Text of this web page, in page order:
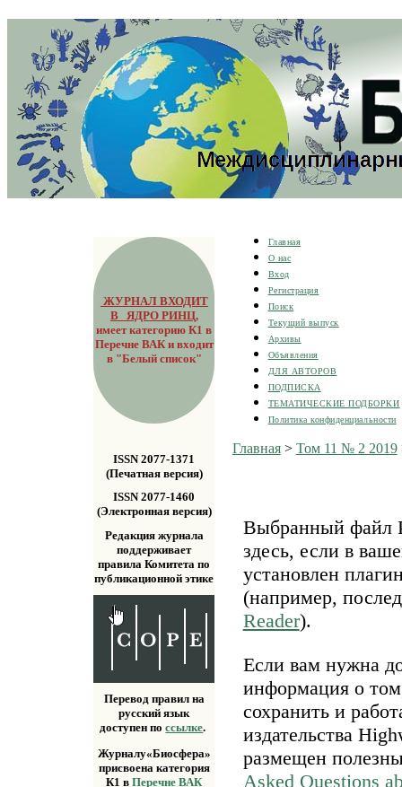
ЖУРНАЛ ВХОДИТ
В ЯДРО РИНЦ,
имеет категорию К1 в
Перечне ВАК и входит
в "Белый список"
ISSN 2077-1371
(Печатная версия)
ISSN 2077-1460
(Электронная версия)
Редакция журнала
поддерживает
правила Комитета по
публикационной этике
Перевод правил на
русский язык
доступен поссылке.
Журналу«Биосфера»
присвоена категория
К1 вПеречне ВАК
Главная
О нас
Вход
Регистрация
Поиск
Текущий выпуск
Архивы
Объявления
ДЛЯ АВТОРОВ
ПОДПИСКА
ТЕМАТИЧЕСКИЕ ПОДБОРКИ
Политика конфиденциальности
Главная> Том 11 № 2 2019
Выбранный файл
здесь, если в
установлен
(например,
Reader).
Если вам нужна
информация о
сохранить и
издательства
размещен
Asked Questions